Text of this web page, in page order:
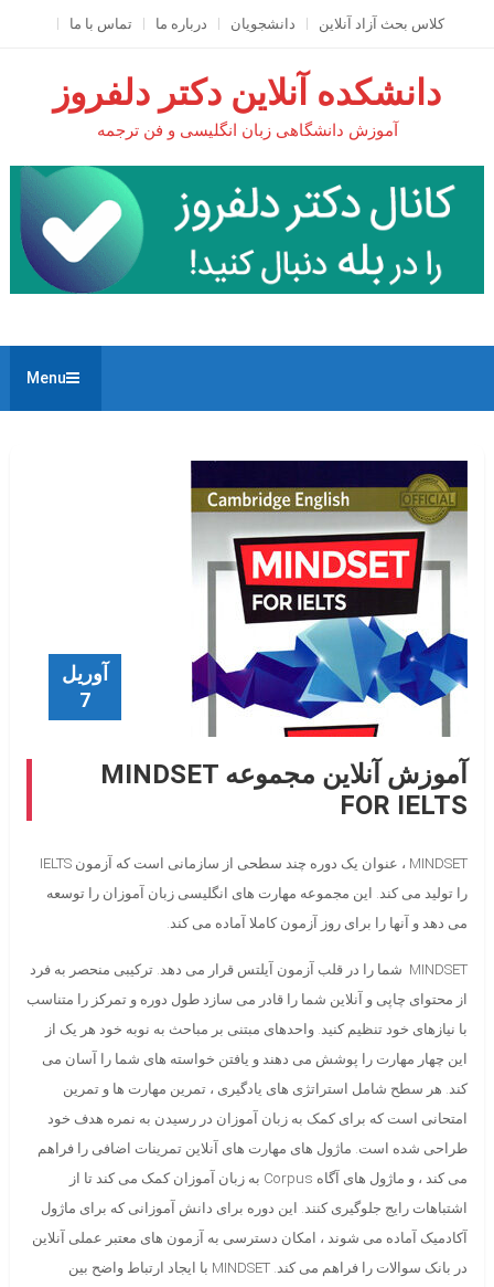
کلاس بحث آزاد آنلاين دانشجویان درباره ما تماس با ما
دانشکده آنلاین دکتر دلفروز
آموزش دانشگاهی زبان انگلیسی و فن ترجمه
Menu
آوریل
7
آموزش آنلاین مجموعه MINDSET
FOR IELTS
MINDSET ، عنوان یک دوره چند سطحی از سازمانی است که آزمون IELTS
را تولید می کند. این مجموعه مهارت های انگلیسی زبان آموزان را توسعه
می دهد و آنها را برای روز آزمون کاملا آماده می کند.
MINDSET شما را در قلب آزمون آیلتس قرار می دهد. ترکیبی منحصر به فرد
از محتوای چاپی و آنلاین شما را قادر می سازد طول دوره و تمرکز را متناسب
با نیازهای خود تنظیم کنید. واحدهای مبتنی بر مباحث به نوبه خود هر یک از
این چهار مهارت را پوشش می دهند و یافتن خواسته های شما را آسان می
کند. هر سطح شامل استراتژی های یادگیری ، تمرین مهارت ها و تمرین
امتحانی است که برای کمک به زبان آموزان در رسیدن به نمره هدف خود
طراحی شده است. ماژول های مهارت های آنلاین تمرینات اضافی را فراهم
می کند ، و ماژول های آگاه Corpus به زبان آموزان کمک می کند تا از
اشتباهات رایج جلوگیری کنند. این دوره برای دانش آموزانی که برای ماژول
آکادمیک آماده می شوند ، امکان دسترسی به آزمون های معتبر عملی آنلاین
در بانک سوالات را فراهم می کند. MINDSET با ایجاد ارتباط واضح بین